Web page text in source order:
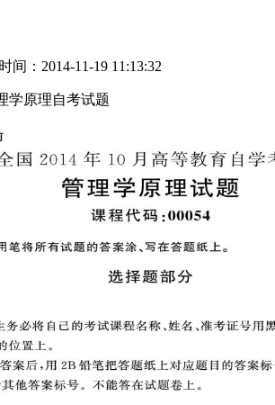
时间：2014-11-19 11:13:32
学原理自考试题